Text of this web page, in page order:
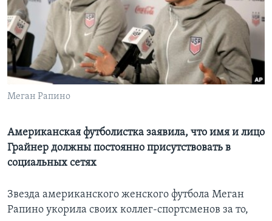
Learning English
СОЦИАЛЬНЫЕ СЕТИ
Меган Рапино
Американская футболистка заявила, что имя и лицо
Грайнер должны постоянно присутствовать в
социальных сетях
Звезда американского женского футбола Меган
Рапино укорила своих коллег-спортсменов за то,